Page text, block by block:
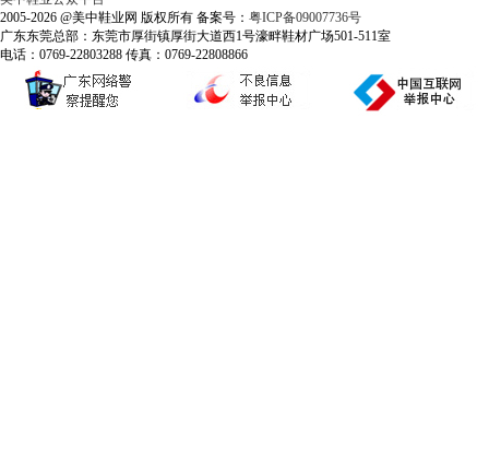
2005-2026 @美中鞋业网 版权所有 备案号： 粤ICP备09007736号
广东东莞总部：东莞市厚街镇厚街大道西1号濠畔鞋材广场501-511室
电话：0769-22803288 传真：0769-22808866